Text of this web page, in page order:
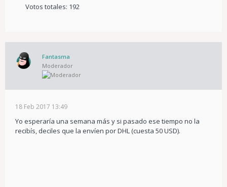
Votos totales: 192
Fantasma
Moderador
18 Feb 2017 13:49
Yo esperaría una semana más y si pasado ese tiempo no la
recibís, deciles que la envíen por DHL (cuesta 50 USD).